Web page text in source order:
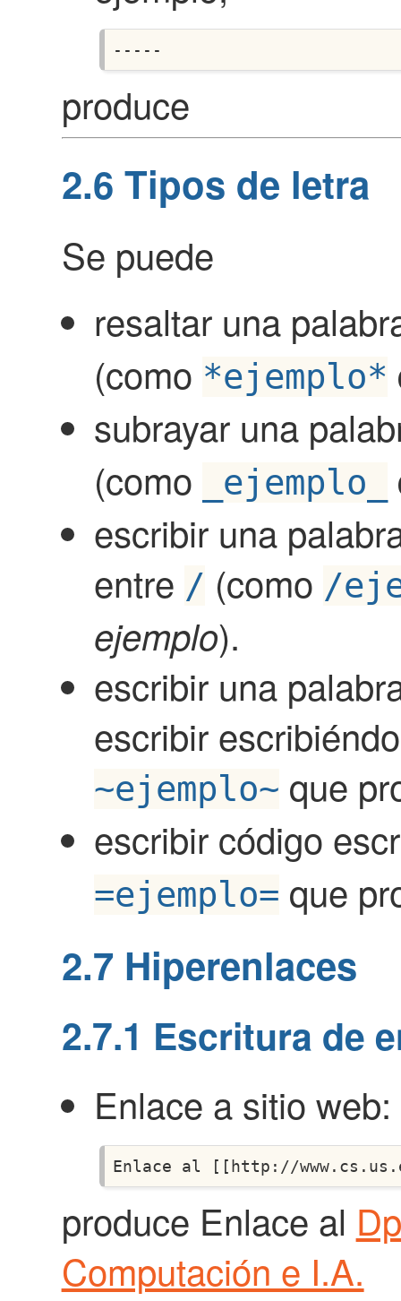
produce
2.6 Tipos de letra
Se puede
resaltar una
(como *ejemplo*
subrayar una
(como
_ejemplo_
escribir una
entre / (como /
ejemplo).
escribir una
escribir
~ejemplo~ que
escribir código
=ejemplo= que
2.7 Hiperenlaces
2.7.1 Escritura de
Enlace a sitio web:
produce Enlace al
Computación e I.A.